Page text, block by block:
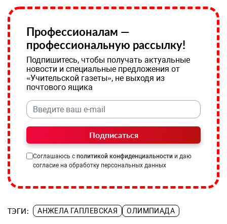
Профессионалам —
профессиональную рассылку!
Подпишитесь, чтобы получать актуальные
новости и специальные предложения от
«Учительской газеты», не выходя из
почтового ящика
Подписаться
Соглашаюсь с политикой конфиденциальности и даю
согласие на обработку персональных данных
ТЭГИ: АНЖЕЛА ГАПЛЕВСКАЯ ОЛИМПИАДА